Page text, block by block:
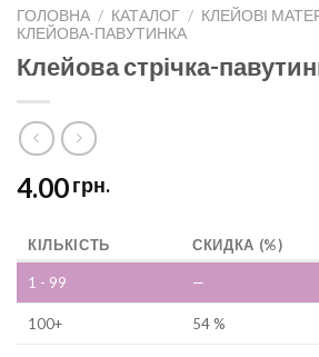
ГОЛОВНА / КАТАЛОГ / КЛЕЙОВІ
КЛЕЙОВА-ПАВУТИНКА
Клейова стрічка-
4.00грн.
КІЛЬКІСТЬ СКИДКА (%)
1 - 99 —
100+ 54 %